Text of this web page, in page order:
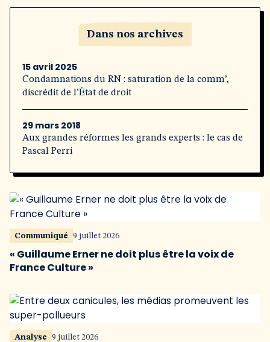
Dans nos archives
15 avril 2025
Condamnations du RN : saturation de la comm’,
discrédit de l’État de droit
29 mars 2018
Aux grandes réformes les grands experts : le cas de
Pascal Perri
Communiqué 9 juillet 2026
« Guillaume Erner ne doit plus être la voix de
France Culture »
Analyse 9 juillet 2026